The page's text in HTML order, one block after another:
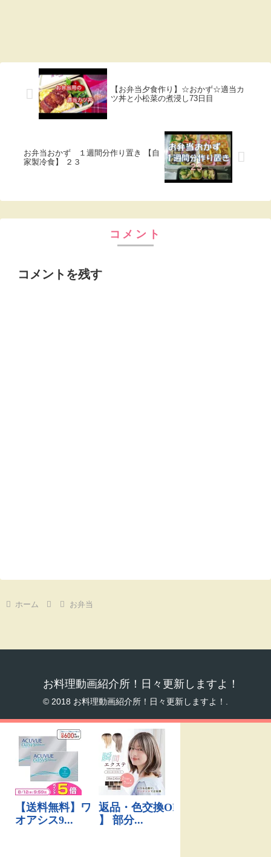
【お弁当夕食作り】☆おかず☆適当カ
ツ丼と小松菜の煮浸し73日目
お弁当おかず １週間分作り置き 【自
家製冷食】 ２３
コメント
コメントを残す
ホーム お弁当
お料理動画紹介所！日々更新しますよ！
© 2018 お料理動画紹介所！日々更新しますよ！.